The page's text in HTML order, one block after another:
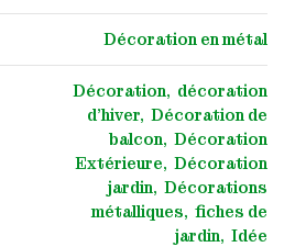
Décoration en métal
Décoration
décoration
d'hiver Décoration de
balcon
Décoration
Extérieure
Décoration
jardin
Décorations
métalliques
fiches de
jardin
Idée